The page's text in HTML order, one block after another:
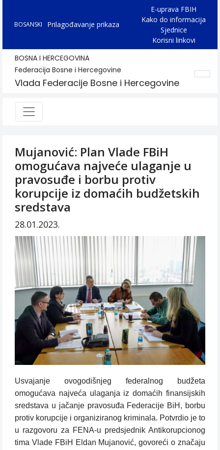
BOSANSKI Prilagođavanje prikaza
E-uprava FBIH
Kako do informacija
Sjednice
Korisni linkovi
BOSNA I HERCEGOVINA
Federacija Bosne i Hercegovine
Vlada Federacije Bosne i Hercegovine
Mujanović: Plan Vlade FBiH
omogućava najveće ulaganje u
pravosuđe i borbu protiv
korupcije iz domaćih budžetskih
sredstava
28.01.2023.
Usvajanje ovogodišnjeg federalnog budžeta
omogućava najveća ulaganja iz domaćih finansijskih
sredstava u jačanje pravosuđa Federacije BiH, borbu
protiv korupcije i organiziranog kriminala. Potvrdio je to
u razgovoru za FENA-u predsjednik Antikorupcionog
tima Vlade FBiH Eldan Mujanović, govoreći o značaju